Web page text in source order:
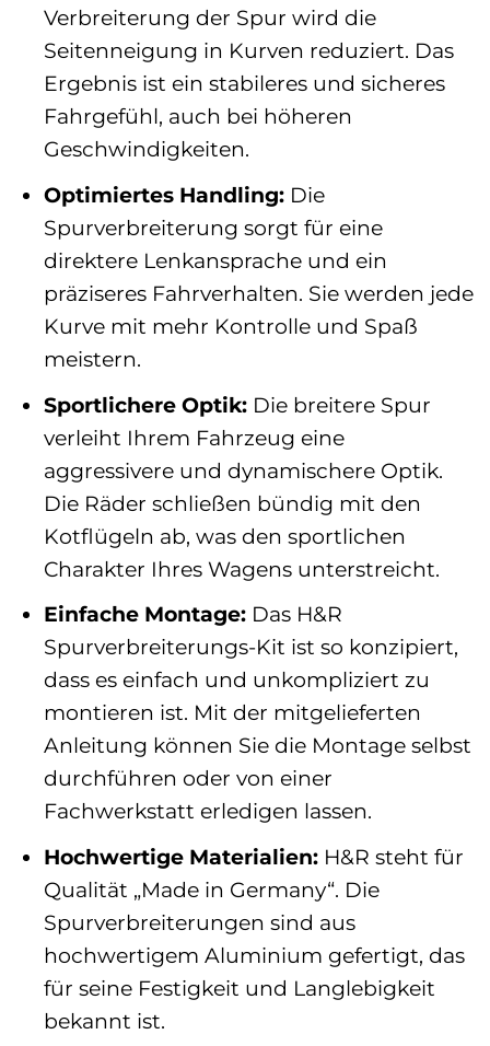
Verbreiterung der Spur wird die
Seitenneigung in Kurven reduziert. Das
Ergebnis ist ein stabileres und sicheres
Fahrgefühl, auch bei höheren
Geschwindigkeiten.
Optimiertes Handling:Die
Spurverbreiterung sorgt für eine
direktere Lenkansprache und ein
präziseres Fahrverhalten. Sie werden jede
Kurve mit mehr Kontrolle und Spaß
meistern.
Sportlichere Optik:Die breitere Spur
verleiht Ihrem Fahrzeug eine
aggressivere und dynamischere Optik.
Die Räder schließen bündig mit den
Kotflügeln ab, was den sportlichen
Charakter Ihres Wagens unterstreicht.
Einfache Montage:Das H&R
Spurverbreiterungs-Kit ist so konzipiert,
dass es einfach und unkompliziert zu
montieren ist. Mit der mitgelieferten
Anleitung können Sie die Montage selbst
durchführen oder von einer
Fachwerkstatt erledigen lassen.
Hochwertige Materialien:H&R steht für
Qualität „Made in Germany“. Die
Spurverbreiterungen sind aus
hochwertigem Aluminium gefertigt, das
für seine Festigkeit und Langlebigkeit
bekannt ist.